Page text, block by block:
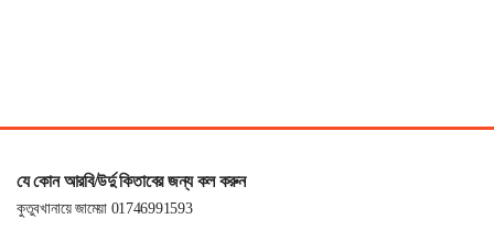
যে কোন আরবি/উর্দু কিতাবের জন্য কল করুন
কুতুবখানায়ে জামেয়া 01746991593